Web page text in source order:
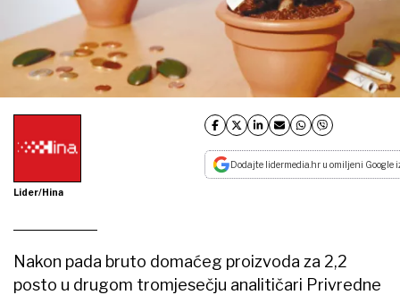
Lider/Hina
Dodajte lidermedia.hr u omiljeni Google
Nakon pada bruto domaćeg proizvoda za 2,2
posto u drugom tromjesečju analitičari Privredne